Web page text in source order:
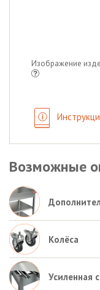
Изображение
Возможные
Колёса
Усиленная